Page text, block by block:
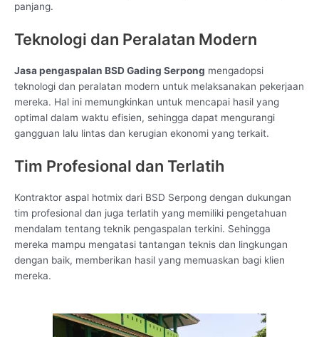
panjang.
Teknologi dan Peralatan Modern
Jasa pengaspalan BSD Gading Serpong mengadopsi
teknologi dan peralatan modern untuk melaksanakan pekerjaan
mereka. Hal ini memungkinkan untuk mencapai hasil yang
optimal dalam waktu efisien, sehingga dapat mengurangi
gangguan lalu lintas dan kerugian ekonomi yang terkait.
Tim Profesional dan Terlatih
Kontraktor aspal hotmix dari BSD Serpong dengan dukungan
tim profesional dan juga terlatih yang memiliki pengetahuan
mendalam tentang teknik pengaspalan terkini. Sehingga
mereka mampu mengatasi tantangan teknis dan lingkungan
dengan baik, memberikan hasil yang memuaskan bagi klien
mereka.